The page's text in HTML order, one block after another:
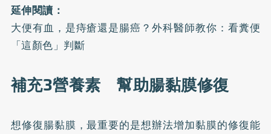
延伸閱讀：
大便有血，是痔瘡還是腸癌？外科醫師教你：看糞便
「這顏色」判斷
補充3營養素 幫助腸黏膜修復
想修復腸黏膜，最重要的是想辦法增加黏膜的修復能